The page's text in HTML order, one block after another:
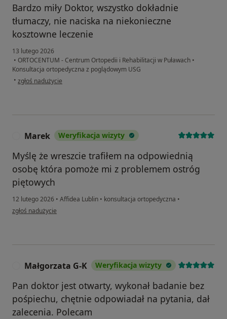
Bardzo miły Doktor, wszystko dokładnie
tłumaczy, nie naciska na niekonieczne
kosztowne leczenie
13 lutego 2026
• ORTOCENTUM - Centrum Ortopedii i Rehabilitacji w Puławach •
Konsultacja ortopedyczna z poglądowym USG
• w opinii użytkownika D.K
zgłoś nadużycie
Marek Weryfikacja wizyty
Myślę że wreszcie trafiłem na odpowiednią
osobę która pomoże mi z problemem ostróg
piętowych
12 lutego 2026 • Affidea Lublin • konsultacja ortopedyczna •
w opinii użytkownika Marek
zgłoś nadużycie
Małgorzata G-K Weryfikacja wizyty
Pan doktor jest otwarty, wykonał badanie bez
pośpiechu, chętnie odpowiadał na pytania, dał
zalecenia. Polecam